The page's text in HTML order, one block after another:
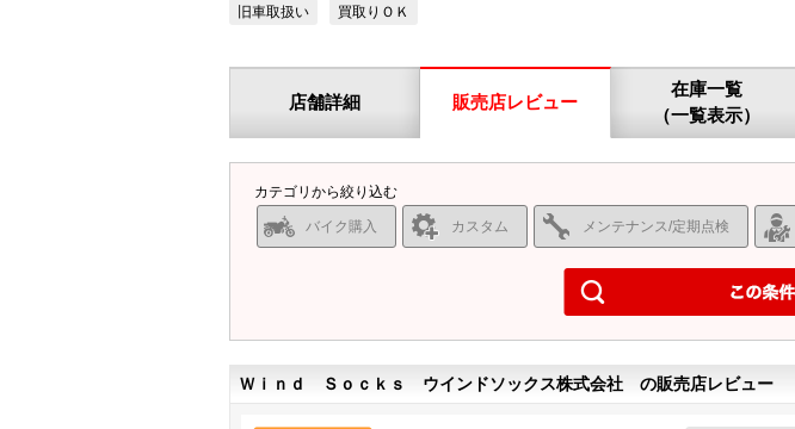
旧車取扱い 買取りＯＫ
店舗詳細 販売店レビュー
在庫一覧
（一覧表示）
カテゴリから絞り込む
バイク購入 カスタム メンテナンス/定期点検
Ｗｉｎｄ Ｓｏｃｋｓ ウインドソックス株式会社 の販売店レビュー